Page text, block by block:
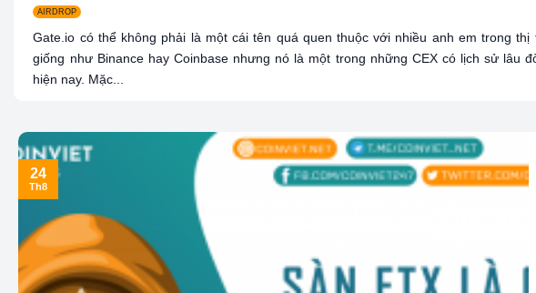
AIRDROP
Gate.io có thể không phải là một cái tên quá quen thuộc với nhiều anh em trong thị
giống như Binance hay Coinbase nhưng nó là một trong những CEX có lịch sử lâu
hiện nay. Mặc...
24
Th8